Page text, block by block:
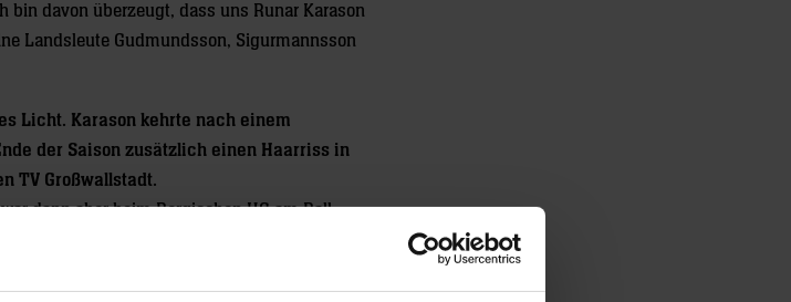
bin davon überzeugt, dass uns Runar Karason
Landsleute Gudmundsson, Sigurmannsson
Licht. Karason kehrte nach einem
der Saison zusätzlich einen Haarriss in
TV Großwallstadt.
dann aber beim Bergischen HC am Ball,